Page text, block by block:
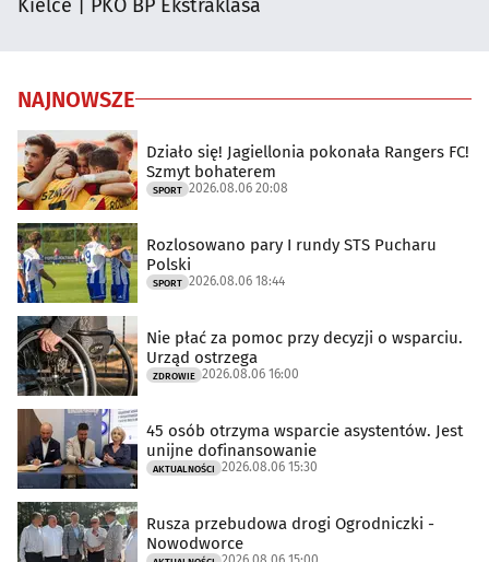
Kielce | PKO BP Ekstraklasa
NAJNOWSZE
Działo się! Jagiellonia pokonała Rangers FC!
Szmyt bohaterem
SPORT 2026.08.06 20:08
Rozlosowano pary I rundy STS Pucharu
Polski
SPORT 2026.08.06 18:44
Nie płać za pomoc przy decyzji o wsparciu.
Urząd ostrzega
ZDROWIE 2026.08.06 16:00
45 osób otrzyma wsparcie asystentów. Jest
unijne dofinansowanie
AKTUALNOŚCI 2026.08.06 15:30
Rusza przebudowa drogi Ogrodniczki -
Nowodworce